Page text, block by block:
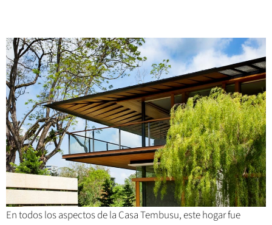
En todos los aspectos de la Casa Tembusu, este hogar fue